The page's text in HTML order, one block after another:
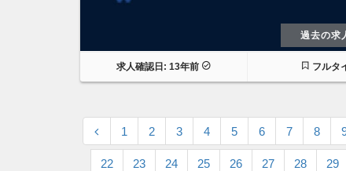
過去の求
求人確認日: 13年前 フルタ
1 2 3 4 5 6 7 8
22 23 24 25 26 27 28 29